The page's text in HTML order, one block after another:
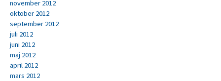
november 2012
oktober 2012
september 2012
juli 2012
juni 2012
maj 2012
april 2012
mars 2012